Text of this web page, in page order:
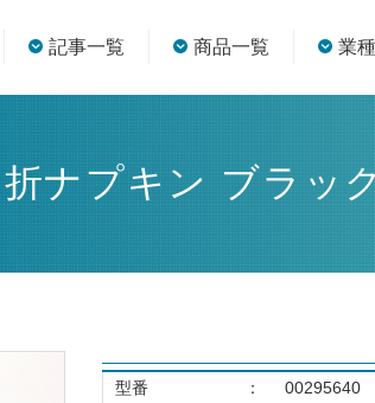
記事一覧 商品一覧 業
ナプキン ブラッ
型番 ：
00295640